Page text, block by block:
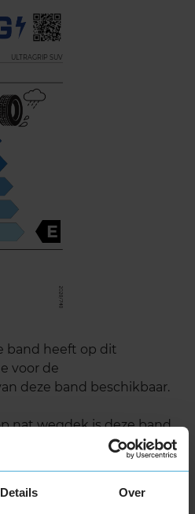
Details Over
ULTRAGRIP SUV
E
band heeft op dit
voor de
deze band beschikbaar.
nat wegdek is deze band
E-label, wat betekent dat
zwakke grip heeft bij